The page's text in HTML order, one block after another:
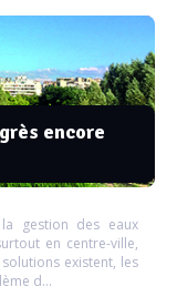
encore
gestion des eaux
en centre-ville,
existent, les
d...